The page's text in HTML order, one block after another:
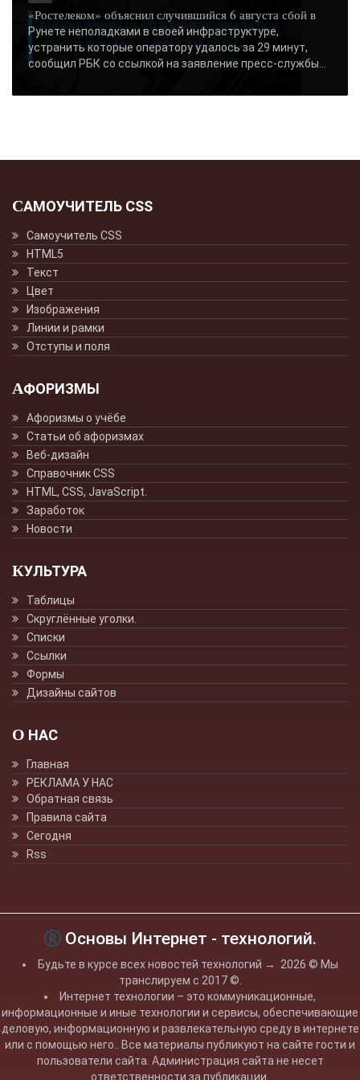
ВИНОВНИКОМ СБОЯ В РУНЕТЕ ОКАЗАЛСЯ
«РОСТЕЛЕКОМ» - «НОВОСТИ СЕТИ»..
«Ростелеком» объяснил случившийся 6 августа сбой в
Рунете неполадками в своей инфраструктуре,
устранить которые оператору удалось за 29 минут,
сообщил РБК со ссылкой на заявление пресс-службы...
САМОУЧИТЕЛЬ CSS
Самоучитель CSS
HTML5
Текст
Цвет
Изображения
Линии и рамки
Отступы и поля
АФОРИЗМЫ
Афоризмы о учёбе
Статьи об афоризмах
Веб-дизайн
Справочник CSS
HTML, CSS, JavaScript.
Заработок
Новости
КУЛЬТУРА
Таблицы
Скруглённые уголки.
Списки
Ссылки
Формы
Дизайны сайтов
О НАС
Главная
РЕКЛАМА У НАС
Обратная связь
Правила сайта
Сегодня
Rss
Основы Интернет - технологий.
Будьте в курсе всех новостей технологий → 2026 © Мы
транслируем с 2017 ©.
Интернет технологии – это коммуникационные,
информационные и иные технологии и сервисы, обеспечивающие
деловую, информационную и развлекательную среду в интернете
или с помощью него.. Все материалы публикуют на сайте гости и
пользователи сайта. Администрация сайта не несет
ответственности за публикации.